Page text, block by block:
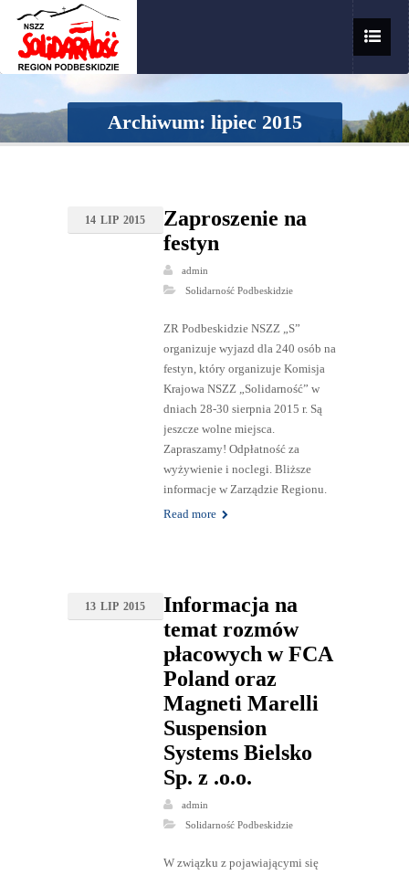
Archiwum: lipiec 2015
14 LIP 2015
Zaproszenie na
festyn
admin
Solidarność Podbeskidzie
ZR Podbeskidzie NSZZ „S”
organizuje wyjazd dla 240 osób na
festyn, który organizuje Komisja
Krajowa NSZZ „Solidarność” w
dniach 28-30 sierpnia 2015 r. Są
jeszcze wolne miejsca.
Zapraszamy! Odpłatność za
wyżywienie i noclegi. Bliższe
informacje w Zarządzie Regionu.
Read more
13 LIP 2015
Informacja na
temat rozmów
płacowych w FCA
Poland oraz
Magneti Marelli
Suspension
Systems Bielsko
Sp. z .o.o.
admin
Solidarność Podbeskidzie
W związku z pojawiającymi się